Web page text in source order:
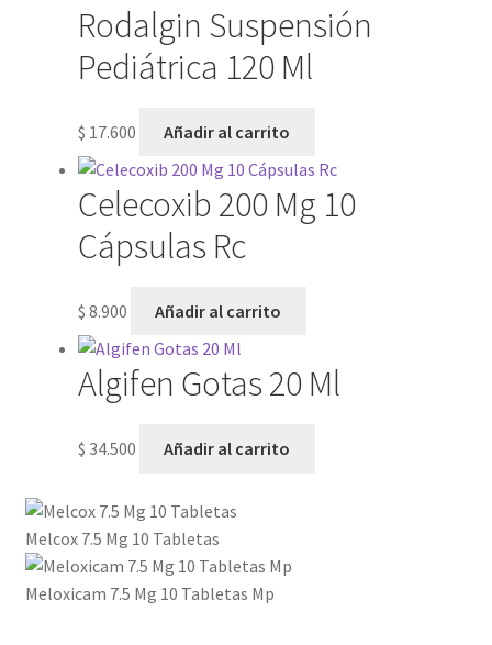
Rodalgin Suspensión
Pediátrica 120 Ml
$ 17.600 Añadir al carrito
Celecoxib 200 Mg 10
Cápsulas Rc
$ 8.900 Añadir al carrito
Algifen Gotas 20 Ml
$ 34.500 Añadir al carrito
Melcox 7.5 Mg 10 Tabletas
Meloxicam 7.5 Mg 10 Tabletas Mp